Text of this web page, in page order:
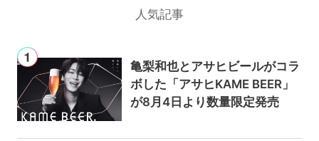
人気記事
亀梨和也とアサヒビールがコラ
ボした「アサヒKAME BEER」
が8月4日より数量限定発売